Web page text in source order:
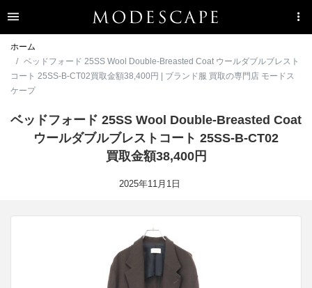
ホーム
ベッドフォード 25SS Wool Double-Breasted Coat ウールダブルブレスト
コート 25SS-B-CT02買取金額38,400円 | ブランド服 買取の専門店 モードス
ケープ
ベッドフォード 25SS Wool Double-Breasted Coat
ウールダブルブレストコート 25SS-B-CT02
買取金額38,400円
2025年11月1日